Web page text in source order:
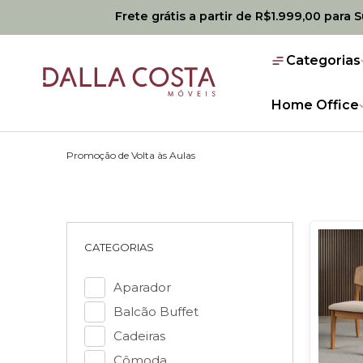
Frete grátis a partir de R$1.999,00 para
Categorias
Home Office
Promoção de Volta às Aulas
CATEGORIAS
Aparador
Balcão Buffet
Cadeiras